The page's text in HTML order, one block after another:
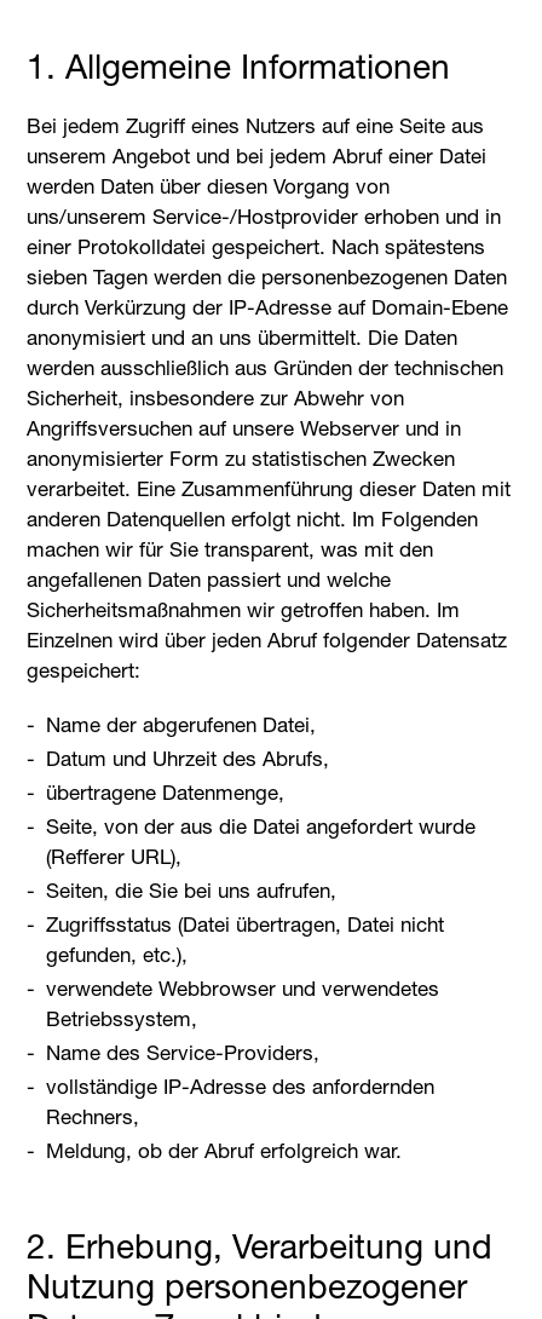
1. Allgemeine Informationen
Bei jedem Zugriff eines Nutzers auf eine Seite aus
unserem Angebot und bei jedem Abruf einer Datei
werden Daten über diesen Vorgang von
uns/unserem Service-/Hostprovider erhoben und in
einer Protokolldatei gespeichert. Nach spätestens
sieben Tagen werden die personenbezogenen Daten
durch Verkürzung der IP-Adresse auf Domain-Ebene
anonymisiert und an uns übermittelt. Die Daten
werden ausschließlich aus Gründen der technischen
Sicherheit, insbesondere zur Abwehr von
Angriffsversuchen auf unsere Webserver und in
anonymisierter Form zu statistischen Zwecken
verarbeitet. Eine Zusammenführung dieser Daten mit
anderen Datenquellen erfolgt nicht. Im Folgenden
machen wir für Sie transparent, was mit den
angefallenen Daten passiert und welche
Sicherheitsmaßnahmen wir getroffen haben. Im
Einzelnen wird über jeden Abruf folgender Datensatz
gespeichert:
Name der abgerufenen Datei,
Datum und Uhrzeit des Abrufs,
übertragene Datenmenge,
Seite, von der aus die Datei angefordert wurde
(Refferer URL),
Seiten, die Sie bei uns aufrufen,
Zugriffsstatus (Datei übertragen, Datei nicht
gefunden, etc.),
verwendete Webbrowser und verwendetes
Betriebssystem,
Name des Service-Providers,
vollständige IP-Adresse des anfordernden
Rechners,
Meldung, ob der Abruf erfolgreich war.
2. Erhebung, Verarbeitung und
Nutzung personenbezogener